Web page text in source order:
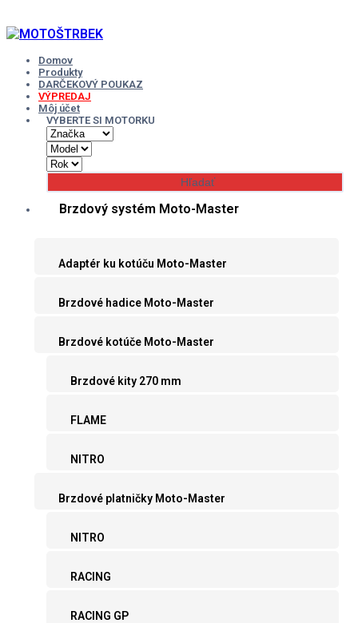
to
content
Domov
Produkty
DARČEKOVÝ POUKAZ
VÝPREDAJ
Môj účet
VYBERTE SI MOTORKU
Brzdový systém Moto-Master
Adaptér ku kotúču Moto-Master
Brzdové hadice Moto-Master
Brzdové kotúče Moto-Master
Brzdové kity 270 mm
FLAME
NITRO
Brzdové platničky Moto-Master
NITRO
RACING
RACING GP